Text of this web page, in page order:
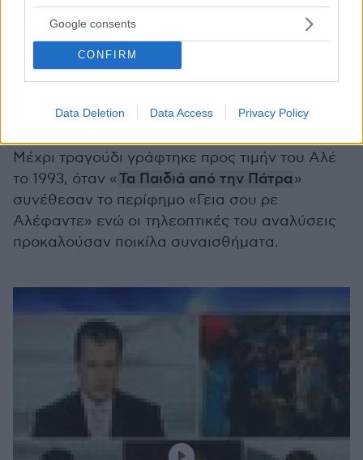
Google consents
CONFIRM
Data Deletion Data Access Privacy Policy
Βεγκνέ», τον Τιερί Ανρί «Αρνί» και αυτός που
προσωμοίασε τον Τάκη Λεμονή με ιδιωτικό
εκπαιδευτήριο λέγοντας:
Γείτονα (αναφέρεται στον Λεμονή) με ζώνες
για τα παντελόνια...».
Μέχρι τραγούδι γράφτηκε προς τιμήν του Αλέ
το 1993, όταν «Τα Παιδιά από την Πάτρα»
συνέθεσαν το περίφημο «Γεια σου ρε
Αλέφαντε» ενώ οι τηλεοπτικές του αναλύσεις
προκαλούσαν ποικίλα συναισθήματα.